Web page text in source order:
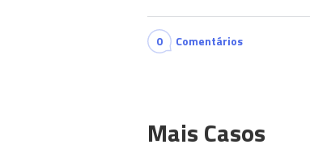
0 Comentários
Mais Casos